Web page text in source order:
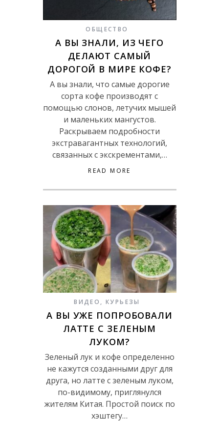
ОБЩЕСТВО
А ВЫ ЗНАЛИ, ИЗ ЧЕГО
ДЕЛАЮТ САМЫЙ
ДОРОГОЙ В МИРЕ КОФЕ?
А вы знали, что самые дорогие
сорта кофе производят с
помощью слонов, летучих мышей
и маленьких мангустов.
Раскрываем подробности
экстравагантных технологий,
cвязанных с экскрементами,…
READ MORE
ВИДЕО , КУРЬЕЗЫ
А ВЫ УЖЕ ПОПРОБОВАЛИ
ЛАТТЕ С ЗЕЛЕНЫМ
ЛУКОМ?
Зеленый лук и кофе определенно
не кажутся созданными друг для
друга, но латте с зеленым луком,
по-видимому, приглянулся
жителям Китая. Простой поиск по
хэштегу…